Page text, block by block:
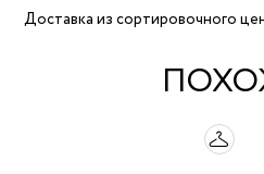
Доставка из сортировочного